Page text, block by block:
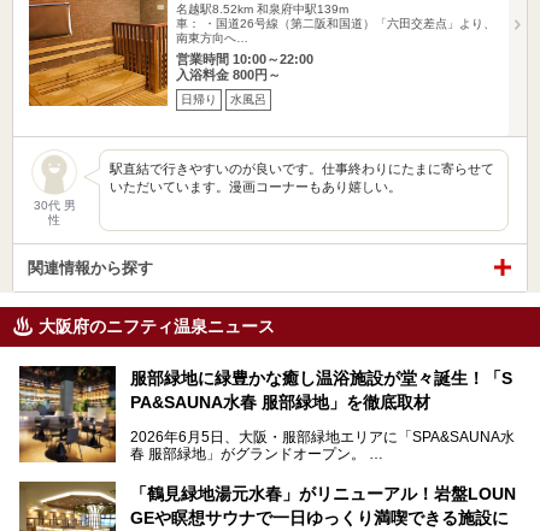
名越駅8.52km 和泉府中駅139m
車： ・国道26号線（第二阪和国道）「六田交差点」より、
南東方向へ…
営業時間 10:00～22:00
入浴料金 800円～
日帰り 水風呂
30代 男
性
駅直結で行きやすいのが良いです。仕事終わりにたまに寄らせて
いただいています。漫画コーナーもあり嬉しい。
関連情報から探す
大阪府のニフティ温泉ニュース
服部緑地に緑豊かな癒し温浴施設が堂々誕生！「S
PA&SAUNA水春 服部緑地」を徹底取材
2026年6月5日、大阪・服部緑地エリアに「SPA&SAUNA水
春 服部緑地」がグランドオープン。
当初の計画から約5年の時を経て誕生した本施設は、温泉・
サウナ・岩盤浴・フィットネス・ラウンジ・レストランなど
を融合した、これまでの“水春”のイメージをさらに進化させ
「鶴見緑地湯元水春」がリニューアル！岩盤LOUN
GEや瞑想サウナで一日ゆっくり満喫できる施設に